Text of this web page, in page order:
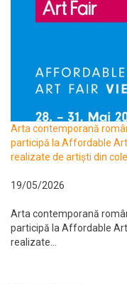
Arta contemporană
participă la Affordable
realizate de artiști din
19/05/2026
Arta contemporană
participă la Affordable
realizate...